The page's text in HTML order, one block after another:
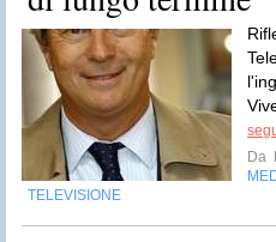
Da
TELEVISIONE